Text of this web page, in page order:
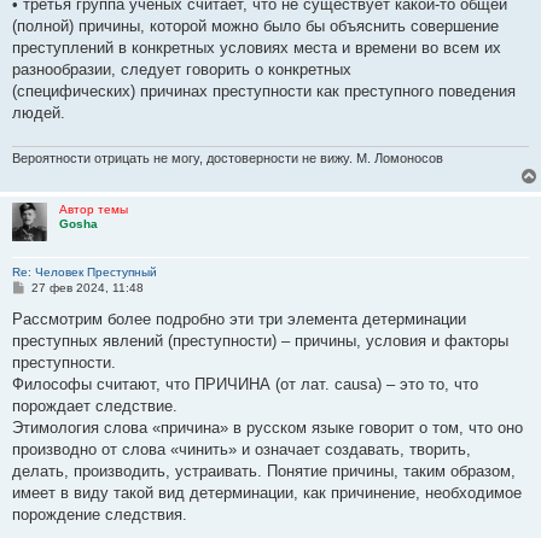
• третья группа ученых считает, что не существует какой-то общей
(полной) причины, которой можно было бы объяснить совершение
преступлений в конкретных условиях места и времени во всем их
разнообразии, следует говорить о конкретных
(специфических) причинах преступности как преступного поведения
людей.
Вероятности отрицать не могу, достоверности не вижу. М. Ломоносов
Автор темы
Gosha
Re: Человек Преступный
С
о
щ
е
и
е
27 фев 2024, 11:48
Рассмотрим более подробно эти три элемента детерминации
преступных явлений (преступности) – причины, условия и факторы
преступности.
Философы считают, что ПРИЧИНА (от лат. causa) – это то, что
порождает следствие.
Этимология слова «причина» в русском языке говорит о том, что оно
производно от слова «чинить» и означает создавать, творить,
делать, производить, устраивать. Понятие причины, таким образом,
имеет в виду такой вид детерминации, как причинение, необходимое
порождение следствия.